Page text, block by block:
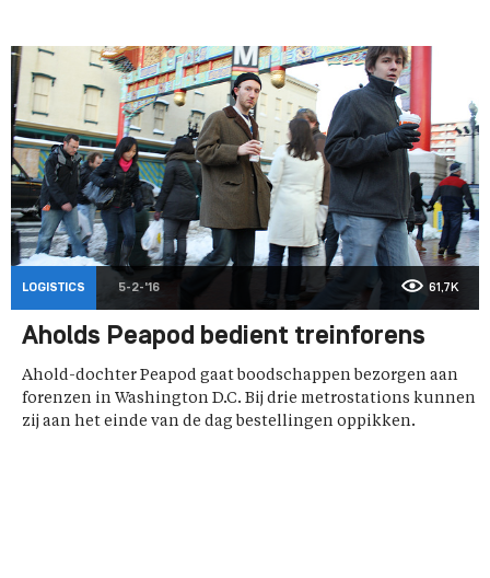
LOGISTICS 5-2-'16 61,7K
Aholds Peapod bedient treinforens
Ahold-dochter Peapod gaat boodschappen bezorgen aan
forenzen in Washington D.C. Bij drie metrostations kunnen
zij aan het einde van de dag bestellingen oppikken.